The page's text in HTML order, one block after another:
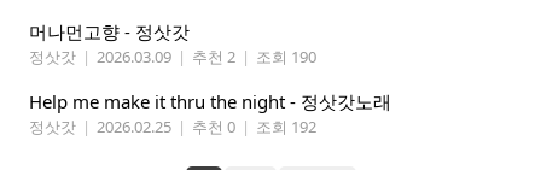
머나먼고향 - 정삿갓
정삿갓 | 2026.03.09 | 추천 2 | 조회 190
Help me make it thru the night - 정삿갓노래
정삿갓 | 2026.02.25 | 추천 0 | 조회 192